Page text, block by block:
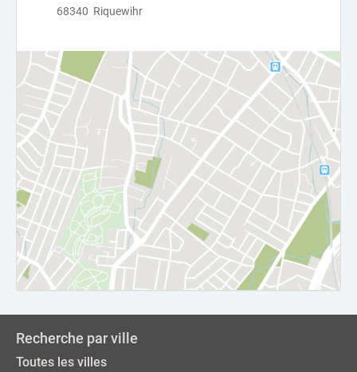
68340 Riquewihr
Recherche par ville
Toutes les villes